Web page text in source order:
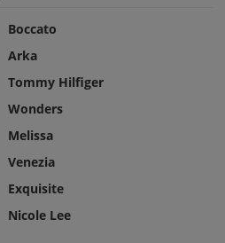
Boccato
Arka
Tommy Hilfiger
Wonders
Melissa
Venezia
Exquisite
Nicole Lee